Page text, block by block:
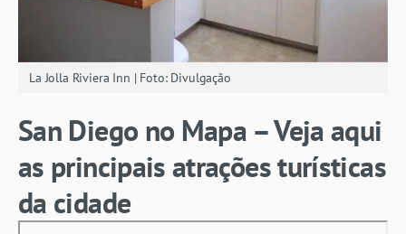
La Jolla Riviera Inn | Foto: Divulgação
San Diego no Mapa – Veja aqui
as principais atrações turísticas
da cidade